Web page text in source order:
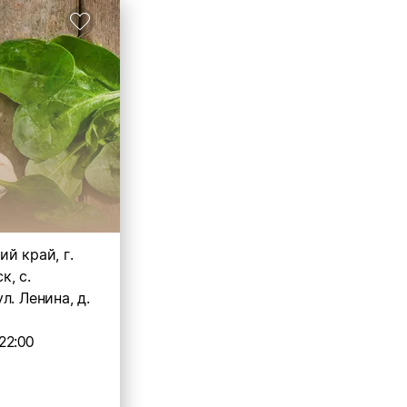
край, г.
с.
Ленина, д.